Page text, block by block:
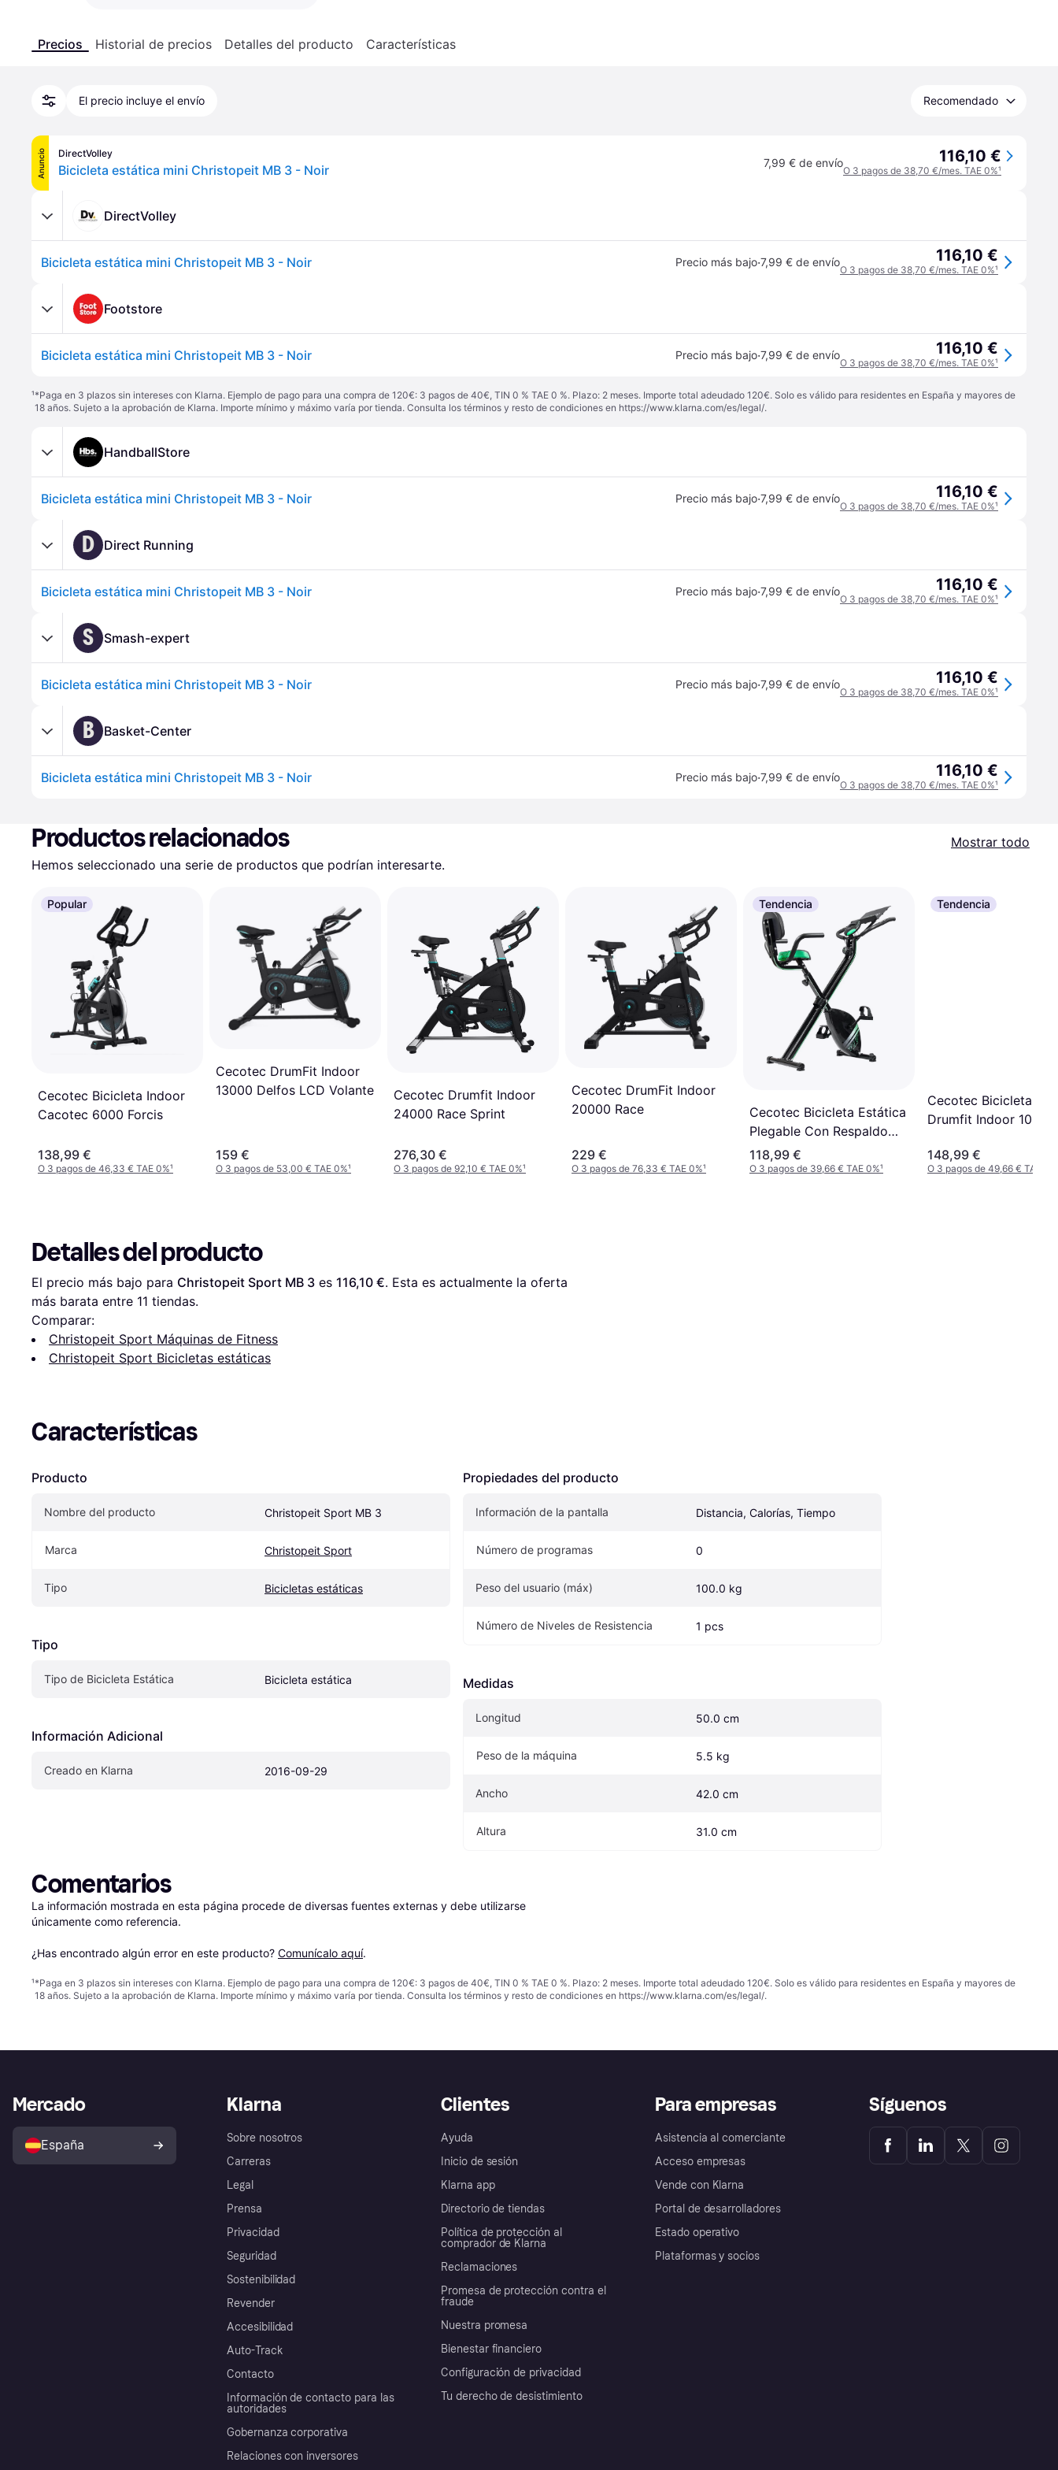
Precios Historial de precios Detalles del producto Características
El precio incluye el envío Recomendado
Anuncio DirectVolley
Bicicleta estática mini Christopeit MB 3 - Noir 7,99 € de envío 116,10 €
O 3 pagos de 38,70 €/mes. TAE 0%¹
DirectVolley
Bicicleta estática mini Christopeit MB 3 - Noir Precio más bajo·7,99 € de envío 116,10 €
O 3 pagos de 38,70 €/mes. TAE 0%¹
Footstore
Bicicleta estática mini Christopeit MB 3 - Noir Precio más bajo·7,99 € de envío 116,10 €
O 3 pagos de 38,70 €/mes. TAE 0%¹
¹*Paga en 3 plazos sin intereses con Klarna. Ejemplo de pago para una compra de 120€: 3 pagos de 40€, TIN 0 % TAE 0 %. Plazo: 2 meses. Importe total adeudado 120€. Solo es válido para residentes en España y mayores de
18 años. Sujeto a la aprobación de Klarna. Importe mínimo y máximo varía por tienda. Consulta los términos y resto de condiciones en https://www.klarna.com/es/legal/.
HandballStore
Bicicleta estática mini Christopeit MB 3 - Noir Precio más bajo·7,99 € de envío 116,10 €
O 3 pagos de 38,70 €/mes. TAE 0%¹
D Direct Running
Bicicleta estática mini Christopeit MB 3 - Noir Precio más bajo·7,99 € de envío 116,10 €
O 3 pagos de 38,70 €/mes. TAE 0%¹
S Smash-expert
Bicicleta estática mini Christopeit MB 3 - Noir Precio más bajo·7,99 € de envío 116,10 €
O 3 pagos de 38,70 €/mes. TAE 0%¹
B Basket-Center
Bicicleta estática mini Christopeit MB 3 - Noir Precio más bajo·7,99 € de envío 116,10 €
O 3 pagos de 38,70 €/mes. TAE 0%¹
Productos relacionados
Mostrar todo
Hemos seleccionado una serie de productos que podrían interesarte.
Popular
Cecotec Bicicleta Indoor
Cacotec 6000 Forcis
138,99 €
O 3 pagos de 46,33 € TAE 0%¹
Cecotec DrumFit Indoor
13000 Delfos LCD Volante
159 €
O 3 pagos de 53,00 € TAE 0%¹
Cecotec Drumfit Indoor
24000 Race Sprint
276,30 €
O 3 pagos de 92,10 € TAE 0%¹
Cecotec DrumFit Indoor
20000 Race
229 €
O 3 pagos de 76,33 € TAE 0%¹
Tendencia
Cecotec Bicicleta Estática
Plegable Con Respaldo
Con Volante De Inercia 3
Kg X-bike 3000 Neo Pro,
118,99 €
O 3 pagos de 39,66 € TAE 0%¹
Tendencia
Cecotec Bicicletas
Drumfit Indoor 10000
148,99 €
O 3 pagos de 49,66 € TAE 0%
Detalles del producto
El precio más bajo para Christopeit Sport MB 3 es 116,10 €. Esta es actualmente la oferta
más barata entre 11 tiendas.
Comparar:
Christopeit Sport Máquinas de Fitness
Christopeit Sport Bicicletas estáticas
Características
Producto
Nombre del producto Christopeit Sport MB 3
Marca Christopeit Sport
Tipo Bicicletas estáticas
Tipo
Tipo de Bicicleta Estática Bicicleta estática
Información Adicional
Creado en Klarna 2016-09-29
Propiedades del producto
Información de la pantalla Distancia, Calorías, Tiempo
Número de programas 0
Peso del usuario (máx) 100.0 kg
Número de Niveles de Resistencia 1 pcs
Medidas
Longitud 50.0 cm
Peso de la máquina 5.5 kg
Ancho 42.0 cm
Altura 31.0 cm
Comentarios
La información mostrada en esta página procede de diversas fuentes externas y debe utilizarse
únicamente como referencia.
¿Has encontrado algún error en este producto? Comunícalo aquí.
¹*Paga en 3 plazos sin intereses con Klarna. Ejemplo de pago para una compra de 120€: 3 pagos de 40€, TIN 0 % TAE 0 %. Plazo: 2 meses. Importe total adeudado 120€. Solo es válido para residentes en España y mayores de
18 años. Sujeto a la aprobación de Klarna. Importe mínimo y máximo varía por tienda. Consulta los términos y resto de condiciones en https://www.klarna.com/es/legal/.
Klarna
Sobre nosotros
Carreras
Legal
Prensa
Privacidad
Seguridad
Sostenibilidad
Revender
Accesibilidad
Auto-Track
Contacto
Información de contacto para las
autoridades
Gobernanza corporativa
Relaciones con inversores
Clientes
Ayuda
Inicio de sesión
Klarna app
Directorio de tiendas
Política de protección al
comprador de Klarna
Reclamaciones
Promesa de protección contra el
fraude
Nuestra promesa
Bienestar financiero
Configuración de privacidad
Tu derecho de desistimiento
Para empresas
Asistencia al comerciante
Acceso empresas
Vende con Klarna
Portal de desarrolladores
Estado operativo
Plataformas y socios
Mercado
España
Síguenos